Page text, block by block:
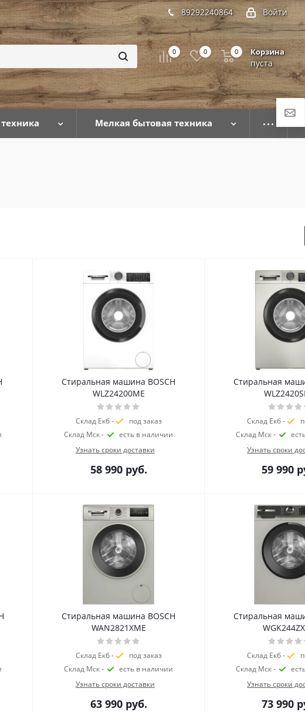
Войти
89292240864
0 0 Корзина
пуста
0
Мелкая бытовая техника
Стиральная машина BOSCH
WLZ24200ME
Склад Екб -
под заказ
Склад Мск -
есть в наличии
Узнать сроки доставки
58 990руб.
Стиральная
Склад Екб -
Склад Мск -
Узнать сроки
59 990
Стиральная машина BOSCH
WAN2821XME
Склад Екб -
под заказ
Склад Мск -
есть в наличии
Узнать сроки доставки
63 990руб.
Стиральная
Склад Екб -
Склад Мск -
Узнать сроки
73 990